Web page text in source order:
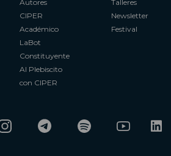
Autores
CIPER
Académico
LaBot
Constituyente
Al Plebiscito
con CIPER
Talleres
Newsletter
Festival